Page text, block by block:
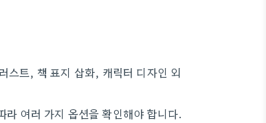
스트, 책 표지 삽화, 캐릭터 디자인 외
여러 가지 옵션을 확인해야 합니다.